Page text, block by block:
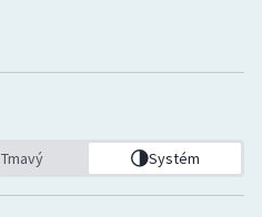
Tmavý Systém